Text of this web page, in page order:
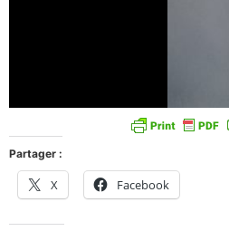
Partager :
X Facebook